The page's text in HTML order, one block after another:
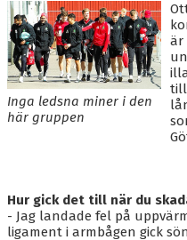
MEDLEMSINFO
BLI MEDLEM
KALENDER
Inga ledsna miner i den
här gruppen
är
Hur gick det till när du
- Jag landade fel på
ligament i armbågen gick